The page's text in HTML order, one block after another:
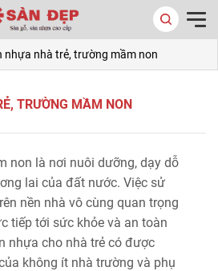
nhựa nhà trẻ, trường mầm non
TRƯỜNG MẦM NON
non là nơi nuôi dưỡng, dạy dỗ
lai của đất nước. Việc sử
nền nhà vô cùng quan trọng
tiếp tới sức khỏe và an toàn
nhựa cho nhà trẻ có được
không ít nhà trường và phụ